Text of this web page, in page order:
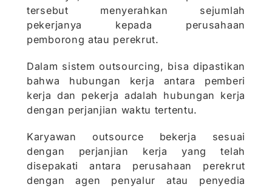
tersebut menyerahkan sejumlah
pekerjanya kepada perusahaan
pemborong atau perekrut.
Dalam sistem outsourcing, bisa dipastikan
bahwa hubungan kerja antara pemberi
kerja dan pekerja adalah hubungan kerja
dengan perjanjian waktu tertentu.
Karyawan outsource bekerja sesuai
dengan perjanjian kerja yang telah
disepakati antara perusahaan perekrut
dengan agen penyalur atau penyedia